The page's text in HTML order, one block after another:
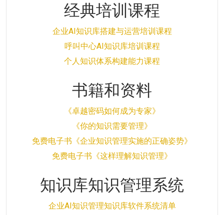
经典培训课程
企业AI知识库搭建与运营培训课程
呼叫中心AI知识库培训课程
个人知识体系构建能力课程
书籍和资料
《卓越密码如何成为专家》
《你的知识需要管理》
免费电子书《企业知识管理实施的正确姿势》
免费电子书《这样理解知识管理》
知识库知识管理系统
企业AI知识管理知识库软件系统清单